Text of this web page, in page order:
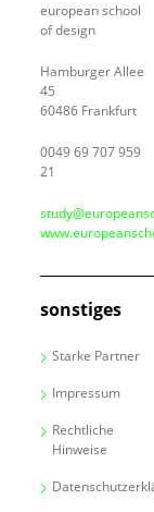
european school
of design
Hamburger Allee
45
60486 Frankfurt
0049 69 707 959
21
sonstiges
Starke Partner
Impressum
Rechtliche
Hinweise